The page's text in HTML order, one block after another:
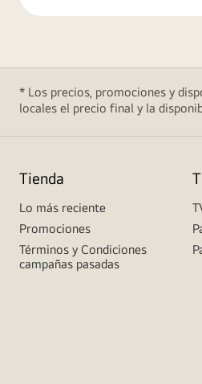
* Los precios, promociones y
locales el precio final y la
Tienda
Lo más reciente
Promociones
Términos y Condiciones
campañas pasadas